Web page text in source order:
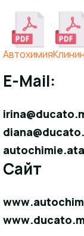
Aвтохимия
E-Mail:
Сайт